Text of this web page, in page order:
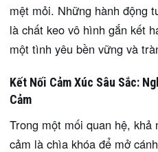
mệt mỏi. Những hành động
là chất keo vô hình gắn kết
một tình yêu bền vững và
Kết Nối Cảm Xúc Sâu Sắc:
Cảm
Trong một mối quan hệ, khả
cảm là chìa khóa để mở